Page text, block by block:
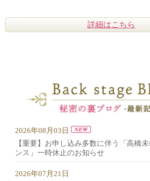
詳細はこちら
2026年08月03日
【重要】お申し込み多数に伴う「高橋
ンス」一時休止のお知らせ
2026年07月21日